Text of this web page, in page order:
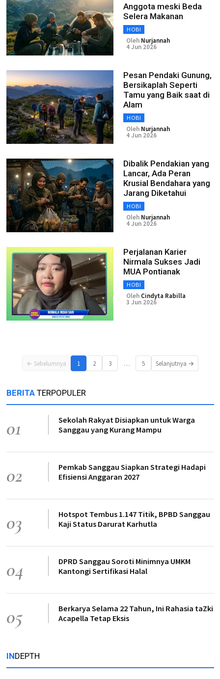
Anggota meski Beda
Selera Makanan
HOBI
Oleh Nurjannah
4 Jun 2026
Pesan Pendaki Gunung,
Bersikaplah Seperti
Tamu yang Baik saat di
Alam
HOBI
Oleh Nurjannah
4 Jun 2026
Dibalik Pendakian yang
Lancar, Ada Peran
Krusial Bendahara yang
Jarang Diketahui
HOBI
Oleh Nurjannah
4 Jun 2026
Perjalanan Karier
Nirmala Sukses Jadi
MUA Pontianak
HOBI
Oleh Cindyta Rabilla
3 Jun 2026
← Sebelumnya 1 2 3 … 5 Selanjutnya →
BERITA TERPOPULER
01
Sekolah Rakyat Disiapkan untuk Warga
Sanggau yang Kurang Mampu
02
Pemkab Sanggau Siapkan Strategi Hadapi
Efisiensi Anggaran 2027
03
Hotspot Tembus 1.147 Titik, BPBD Sanggau
Kaji Status Darurat Karhutla
04
DPRD Sanggau Soroti Minimnya UMKM
Kantongi Sertifikasi Halal
05
Berkarya Selama 22 Tahun, Ini Rahasia taZki
Acapella Tetap Eksis
INDEPTH